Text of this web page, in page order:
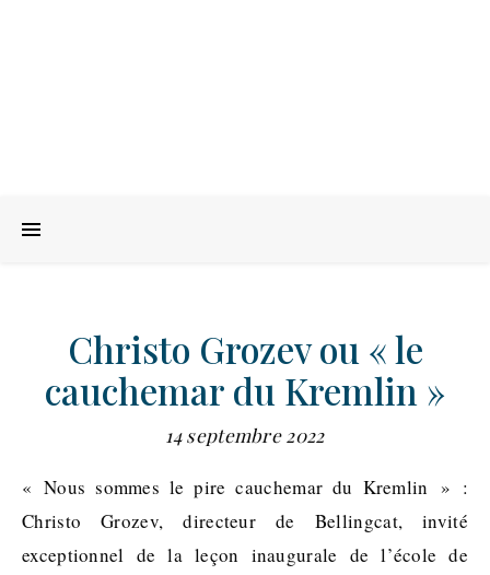
Christo Grozev ou « le
cauchemar du Kremlin »
14 septembre 2022
« Nous sommes le pire cauchemar du Kremlin » :
Christo Grozev, directeur de Bellingcat, invité
exceptionnel de la leçon inaugurale de l’école de